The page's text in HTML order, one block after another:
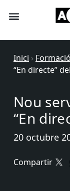
Inici ›
“En directe”
Nou
“En
20 octubre
Compartir